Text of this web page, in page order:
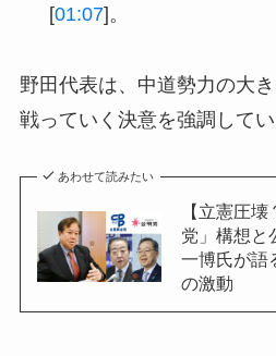
[01:07]。
野田代表は、中道勢力の大
戦っていく決意を強調して
あわせて読みたい
【立憲圧
党」構想と
一博氏が語
の激動